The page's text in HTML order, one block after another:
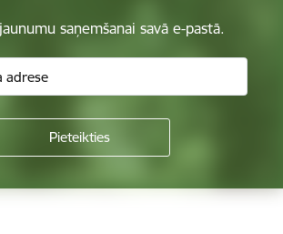
saņemšanai savā e-pastā.